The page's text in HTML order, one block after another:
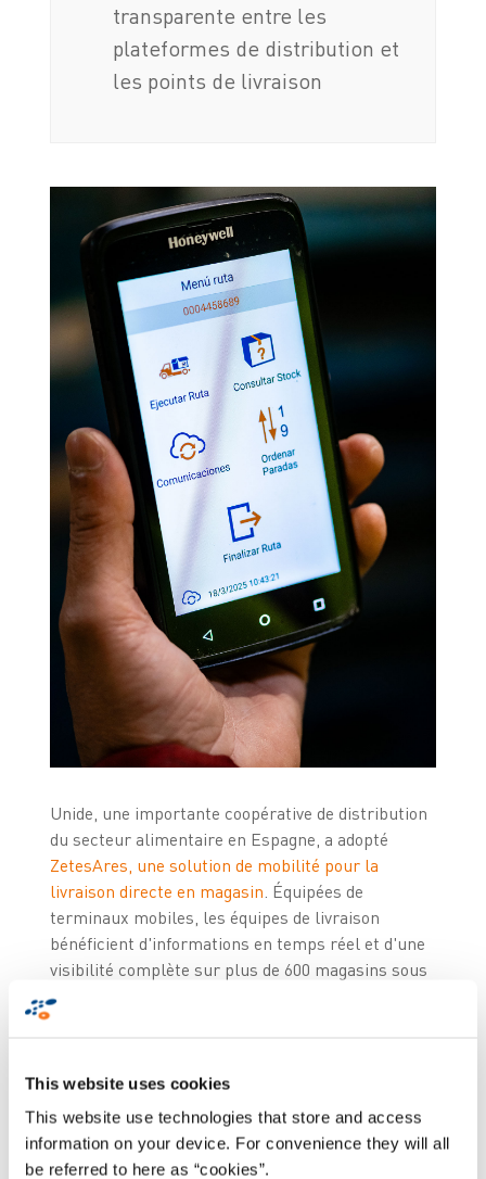
This website uses cookies
This website use technologies that store and access
information on your device. For convenience they will all
be referred to here as “cookies”.
transparente entre les
plateformes de distribution et
les points de livraison
Unide, une importante coopérative de distribution
du secteur alimentaire en Espagne, a adopté
ZetesAres, une solution de mobilité pour la
livraison directe en magasin. Équipées de
terminaux mobiles, les équipes de livraison
bénéficient d'informations en temps réel et d'une
visibilité complète sur plus de 600 magasins sous
différentes enseignes (Unide Market, Unide
Supermercados, Unide Alimentación et Udaco), ce
améliore considérablement les performances
Surmonter les défis de